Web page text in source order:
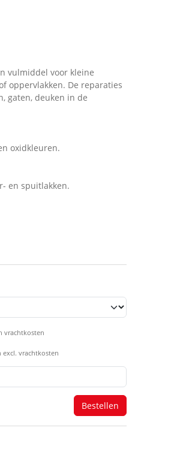
vulmiddel voor kleine
oppervlakken. De reparaties
gaten, deuken in de
oxidkleuren.
en spuitlakken.
vrachtkosten
excl. vrachtkosten